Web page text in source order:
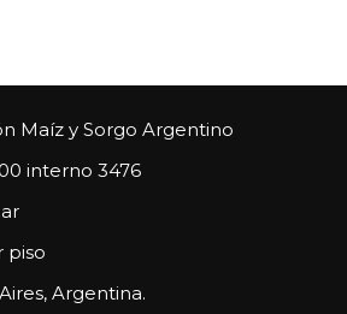
Maíz y Sorgo Argentino
interno 3476
piso
Argentina.